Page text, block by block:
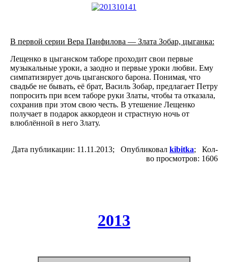
В первой серии Вера Панфилова — Злата Зобар, цыганка:
Лещенко в цыганском таборе проходит свои первые
музыкальные уроки, а заодно и первые уроки любви. Ему
симпатизирует дочь цыганского барона. Понимая, что
свадьбе не бывать, её брат, Василь Зобар, предлагает Петру
попросить при всем таборе руки Златы, чтобы та отказала,
сохранив при этом свою честь. В утешение Лещенко
получает в подарок аккордеон и страстную ночь от
влюблённой в него Злату.
Дата публикации: 11.11.2013; Опубликовал kibitka; Кол-
во просмотров: 1606
2013